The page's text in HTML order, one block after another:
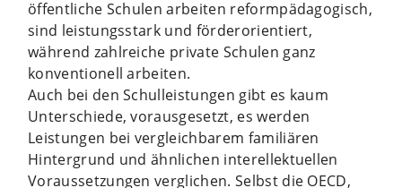
öffentliche Schulen arbeiten reformpädagogisch,
sind leistungsstark und förderorientiert,
während zahlreiche private Schulen ganz
konventionell arbeiten.
Auch bei den Schulleistungen gibt es kaum
Unterschiede, vorausgesetzt, es werden
Leistungen bei vergleichbarem familiären
Hintergrund und ähnlichen interellektuellen
Voraussetzungen verglichen. Selbst die OECD,